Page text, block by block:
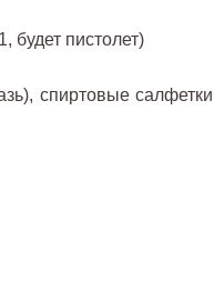
будет пистолет)
спиртовые салфетки